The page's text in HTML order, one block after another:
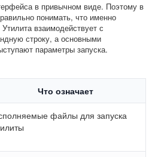
в привычном виде. Поэтому в
понимать, что именно
взаимодействует с
строку, а основными
параметры запуска.
Что означает
файлы для запуска